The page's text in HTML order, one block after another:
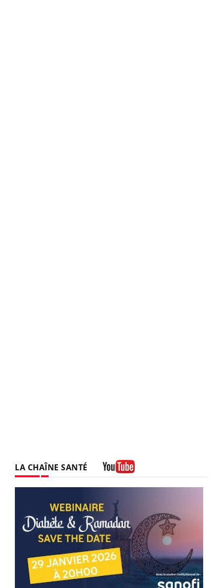
LA CHAÎNE SANTÉ